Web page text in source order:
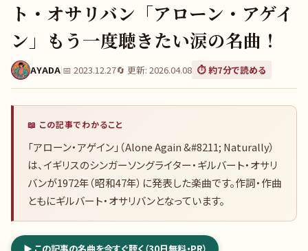
ト・オサリバン「アローン・アゲイ
ン」もう一度聴きたい涙の名曲！
AYADA|📅 2023.12.27🔄 更新: 2026.04.08 ⏱️ 約7分で読める
📖 この記事でわかること
「アローン・アゲイン」（Alone Again &#8211; Naturally）
は、イギリスのシンガーソングライター・ギルバート・オサリ
バンが1972年（昭和47年）に発表した楽曲です。作詞・作曲
ともにギルバート・オサリバンとなっています。